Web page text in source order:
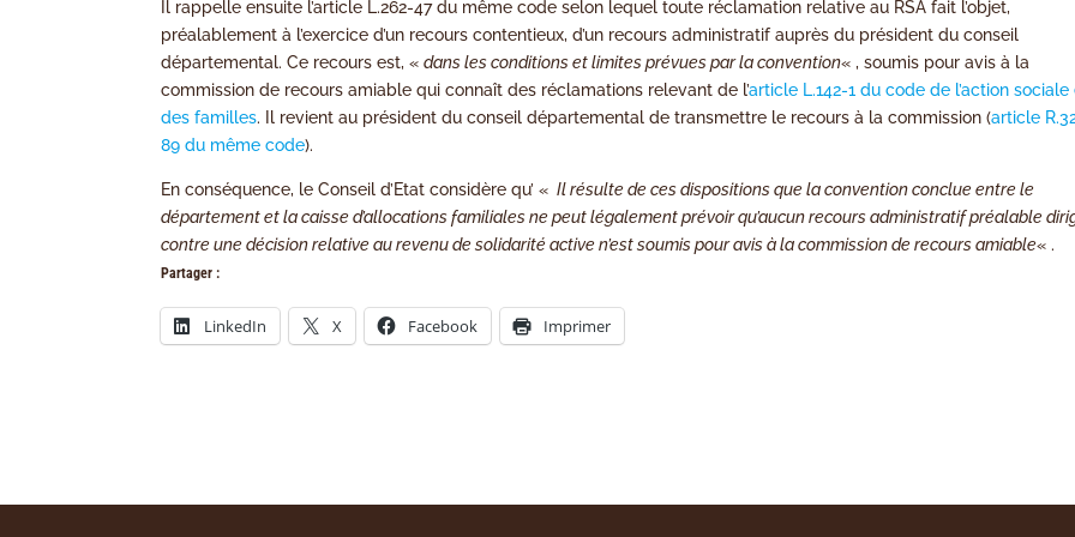
Il rappelle ensuite l’article L.262-47 du même code selon lequel toute réclamation relative au RSA fait l’objet,
préalablement à l’exercice d’un recours contentieux, d’un recours administratif auprès du président du conseil
départemental. Ce recours est, «dans les conditions et limites prévues par la convention« , soumis pour avis à la
commission de recours amiable qui connaît des réclamations relevant de l’article L.142-1 du code de l’action sociale
des familles. Il revient au président du conseil départemental de transmettre le recours à la commission (article
89 du même code).
En conséquence, le Conseil d’Etat considère qu’ « Il résulte de ces dispositions que la convention conclue entre le
département et la caisse d’allocations familiales ne peut légalement prévoir qu’aucun recours administratif préalable
contre une décision relative au revenu de solidarité active n’est soumis pour avis à la commission de recours amiable« .
Partager :
LinkedIn X Facebook Imprimer